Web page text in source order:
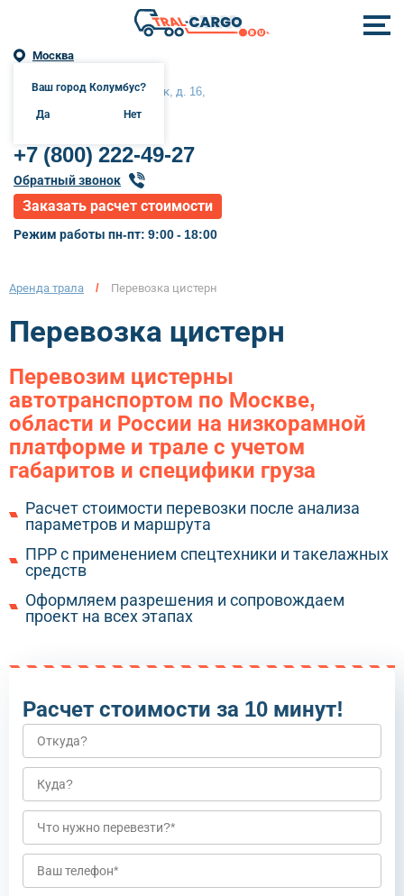
Москва
Ваш город Колумбус?
Да Нет
Москва, Сходненский тупик, д. 16,
+7 (800) 222-49-27
Обратный звонок
Заказать расчет стоимости
Режим работы пн-пт: 9:00 - 18:00
Аренда трала / Перевозка цистерн
Перевозка цистерн
Перевозим цистерны
автотранспортом по Москве,
области и России на низкорамной
платформе и трале с учетом
габаритов и специфики груза
Расчет стоимости перевозки после анализа
параметров и маршрута
ПРР с применением спецтехники и такелажных
средств
Оформляем разрешения и сопровождаем
проект на всех этапах
Расчет стоимости за 10 минут!